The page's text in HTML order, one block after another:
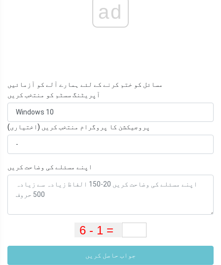
ad
مسائل کو ختم کرنے کے لئے ہمارے آلے کو آزمائیں
آپریٹنگ سسٹم کو منتخب کریں
پروجیکشن کا پروگرام منتخب کریں (اختیاری)
اپنے مسئلے کی وضاحت کریں
جواب حاصل کریں